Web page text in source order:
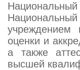
учреждением
оценки и
а также
высшей